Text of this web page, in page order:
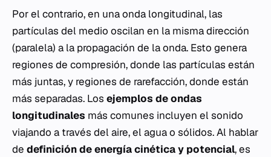
Por el contrario, en una onda longitudinal, las
partículas del medio oscilan en la misma dirección
(paralela) a la propagación de la onda. Esto genera
regiones de compresión, donde las partículas están
más juntas, y regiones de rarefacción, donde están
más separadas. Los ejemplos de ondas
longitudinales más comunes incluyen el sonido
viajando a través del aire, el agua o sólidos. Al hablar
de definición de energía cinética y potencial, es